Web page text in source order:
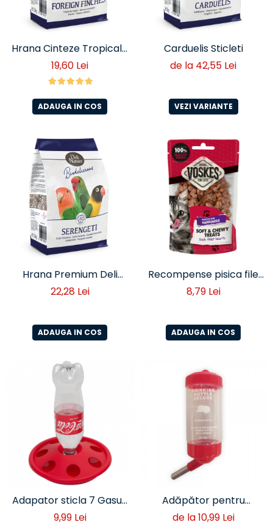
Hrana Cinteze Tropicale
5* 800 gr
19,60 Lei
ADAUGA IN COS
Carduelis Sticleti
de la 42,55 Lei
VEZI VARIANTE
Hrana Premium Deli
Nature Serengeti pentru
22,28 Lei
ADAUGA IN COS
Recompense pisica file
de rata 60 gr
8,79 Lei
ADAUGA IN COS
Adapator sticla 7 Gasuri
0.5-1 L
9,99 Lei
Adăpător pentru
Rozătoare 80 ml Olba –
de la 10,99 Lei